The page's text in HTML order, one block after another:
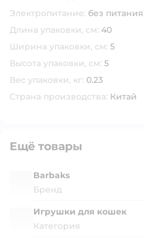
Электропитание: без питания
Длина упаковки, см: 40
Ширина упаковки, см: 5
Высота упаковки, см: 5
Вес упаковки, кг: 0.23
Страна производства: Китай
Ещё товары
Barbaks
Бренд
Игрушки для кошек
Категория